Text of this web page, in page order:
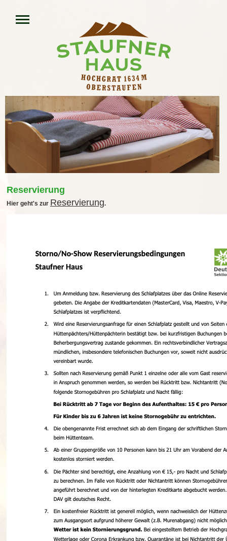
Reservierung
Hier geht's zur Reservierung.